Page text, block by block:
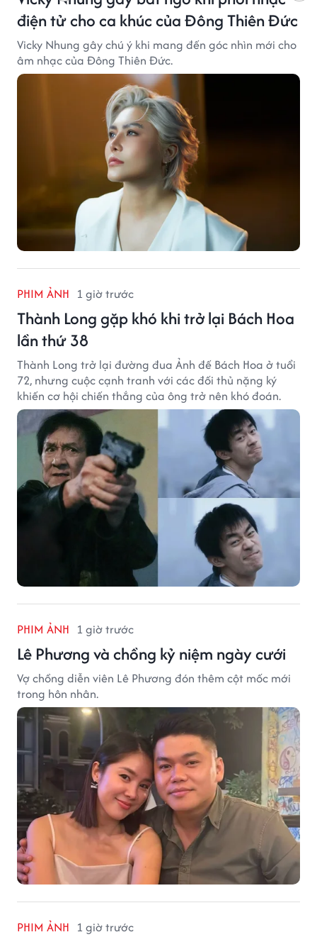
điện tử cho ca khúc của Đông Thiên Đức
Vicky Nhung gây chú ý khi mang đến góc nhìn mới cho
âm nhạc của Đông Thiên Đức.
PHIM ẢNH 1 giờ trước
Thành Long gặp khó khi trở lại Bách Hoa
lần thứ 38
Thành Long trở lại đường đua Ảnh đế Bách Hoa ở tuổi
72, nhưng cuộc cạnh tranh với các đối thủ nặng ký
khiến cơ hội chiến thắng của ông trở nên khó đoán.
PHIM ẢNH 1 giờ trước
Lê Phương và chồng kỷ niệm ngày cưới
Vợ chồng diễn viên Lê Phương đón thêm cột mốc mới
trong hôn nhân.
PHIM ẢNH 1 giờ trước